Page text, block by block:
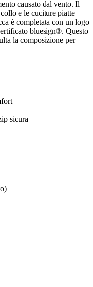
causato dal vento. Il
e le cuciture piatte
è completata con un logo
bluesign®. Questo
la composizione per
sicura